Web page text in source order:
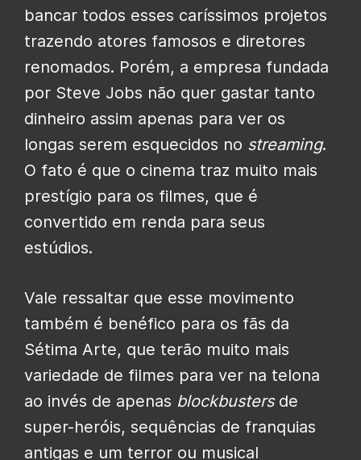
bancar todos esses caríssimos projetos
trazendo atores famosos e diretores
renomados. Porém, a empresa fundada
por Steve Jobs não quer gastar tanto
dinheiro assim apenas para ver os
longas serem esquecidos no streaming.
O fato é que o cinema traz muito mais
prestígio para os filmes, que é
convertido em renda para seus
estúdios.
Vale ressaltar que esse movimento
também é benéfico para os fãs da
Sétima Arte, que terão muito mais
variedade de filmes para ver na telona
ao invés de apenas blockbustersde
super-heróis, sequências de franquias
antigas e um terror ou musical